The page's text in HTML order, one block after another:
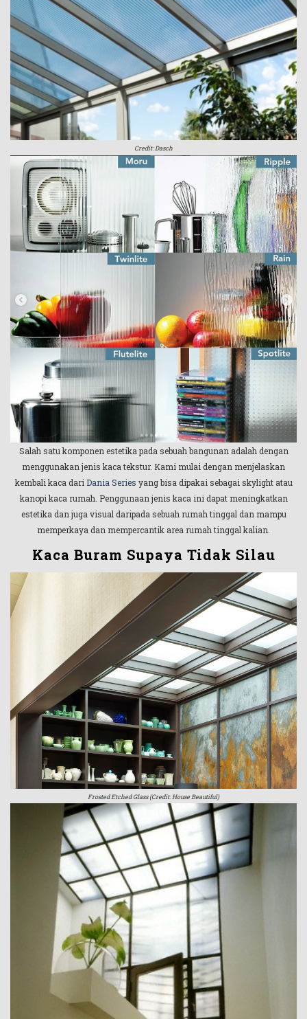
Credit: Dasch
Salah satu komponen estetika pada sebuah bangunan adalah dengan
menggunakan jenis kaca tekstur. Kami mulai dengan menjelaskan
kembali kaca dari Dania Series yang bisa dipakai sebagai skylight atau
kanopi kaca rumah. Penggunaan jenis kaca ini dapat meningkatkan
estetika dan juga visual daripada sebuah rumah tinggal dan mampu
memperkaya dan mempercantik area rumah tinggal kalian.
Kaca Buram Supaya Tidak Silau
Frosted Etched Glass (Credit: House Beautiful)